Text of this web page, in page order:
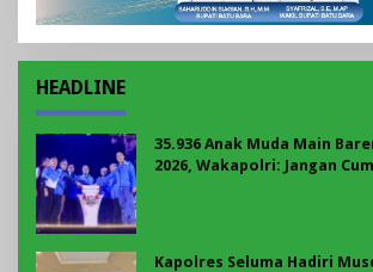
HEADLINE
35.936 Anak Muda Main
2026, Wakapolri: Jangan
Kapolres Seluma Hadiri